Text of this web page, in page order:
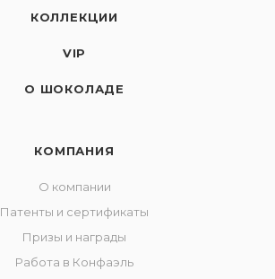
КОЛЛЕКЦИИ
VIP
О ШОКОЛАДЕ
КОМПАНИЯ
О компании
Патенты и сертификаты
Призы и награды
Работа в Конфаэль